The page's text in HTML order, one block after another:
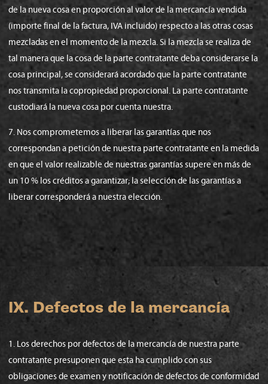
de la nueva cosa en proporción al valor de la mercancía vendida
(importe final de la factura, IVA incluido) respecto a las otras cosas
mezcladas en el momento de la mezcla. Si la mezcla se realiza de
tal manera que la cosa de la parte contratante deba considerarse la
cosa principal, se considerará acordado que la parte contratante
nos transmita la copropiedad proporcional. La parte contratante
custodiará la nueva cosa por cuenta nuestra.
7. Nos comprometemos a liberar las garantías que nos
correspondan a petición de nuestra parte contratante en la medida
en que el valor realizable de nuestras garantías supere en más de
un 10 % los créditos a garantizar; la selección de las garantías a
liberar corresponderá a nuestra elección.
IX. Defectos de la mercancía
1. Los derechos por defectos de la mercancía de nuestra parte
contratante presuponen que esta ha cumplido con sus
obligaciones de examen y notificación de defectos de conformidad